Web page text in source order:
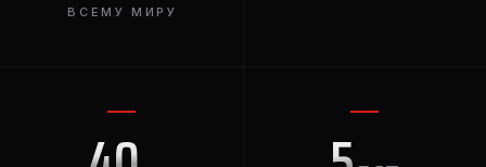
ВСЕМУ МИРУ